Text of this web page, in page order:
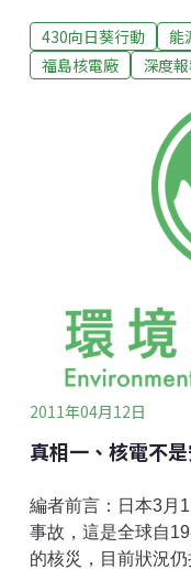
這樣推想或許沒錯
完全相反的。首先，
採用「統包」的方
廠興建的統籌，以
格需求，從設計、
公司作運轉和管理
是該統包商所生產
方法、流程和系統
證電廠日後運轉絕
電廠複雜的各個要
轉。但核四廠卻是
430向日葵行動 能
福島核電廠
深度
2011年04月12日
真相一、核電不
編者前言：日本3月
事故，這是全球自
的核災，目前狀況